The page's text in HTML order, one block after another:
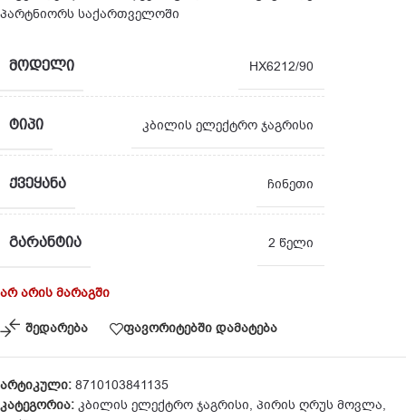
პარტნიორს საქართველოში
ᲛᲝᲓᲔᲚᲘ HX6212/90
ᲢᲘᲞᲘ კბილის ელექტრო ჯაგრისი
ᲥᲕᲔᲧᲐᲜᲐ ჩინეთი
ᲒᲐᲠᲐᲜᲢᲘᲐ 2 წელი
არ არის მარაგში
შედარება ფავორიტებში დამატება
არტიკული: 8710103841135
კატეგორია: კბილის ელექტრო ჯაგრისი, პირის ღრუს მოვლა,